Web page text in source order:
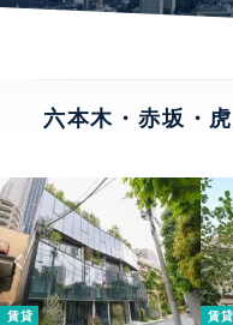
六本木・赤坂・
賃貸 賃貸